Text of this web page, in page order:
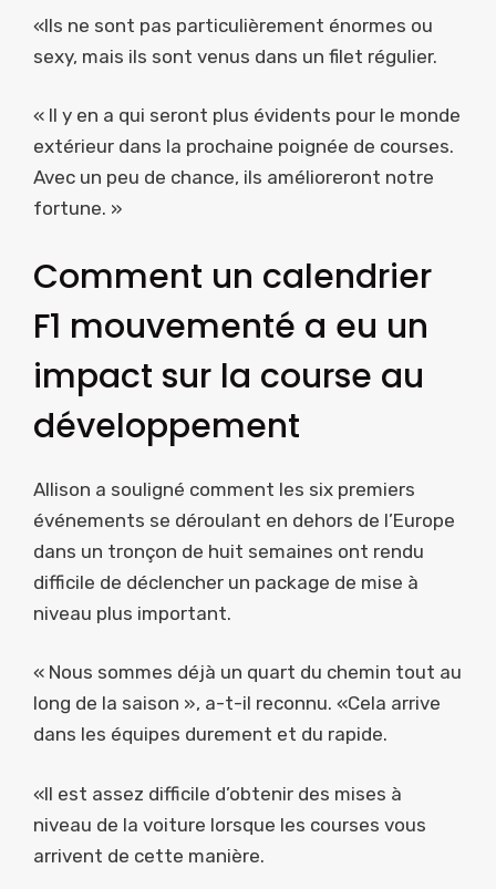
«Ils ne sont pas particulièrement énormes ou
sexy, mais ils sont venus dans un filet régulier.
« Il y en a qui seront plus évidents pour le monde
extérieur dans la prochaine poignée de courses.
Avec un peu de chance, ils amélioreront notre
fortune. »
Comment un calendrier
F1 mouvementé a eu un
impact sur la course au
développement
Allison a souligné comment les six premiers
événements se déroulant en dehors de l’Europe
dans un tronçon de huit semaines ont rendu
difficile de déclencher un package de mise à
niveau plus important.
« Nous sommes déjà un quart du chemin tout au
long de la saison », a-t-il reconnu. «Cela arrive
dans les équipes durement et du rapide.
«Il est assez difficile d’obtenir des mises à
niveau de la voiture lorsque les courses vous
arrivent de cette manière.